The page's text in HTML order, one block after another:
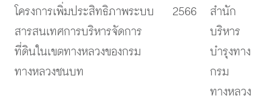
โครงการเพิ่มประสิทธิภาพระบบ
สารสนเทศการบริหารจัดการ
ที่ดินในเขตทางหลวงของกรม
ทางหลวงชนบท
2566
สำนัก
บริหาร
บำรุงทาง
กรม
ทางหลวง